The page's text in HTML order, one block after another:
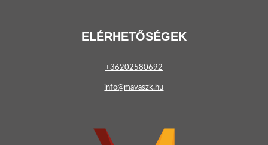
ELÉRHETŐSÉGEK
+36202580692
info@mavaszk.hu